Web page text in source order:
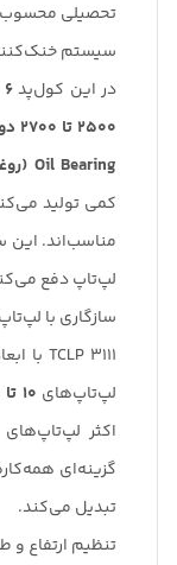
تحصیلی
سیستم خنک‌کننده
در این کول‌پد۶ فن پرسرعت ۶۰ میلی‌متری
۲۵۰۰ تا ۲۷۰۰ دور در دقیقه
Oil Bearing (روغنی)
کمی تولید
مناسب‌اند. این
لپ‌تاپ دفع
سازگاری با
TCLP 3111 با ابعاد
لپ‌تاپ‌های ۱۰ تا ۱۶ اینچ
اکثر
گزینه‌ای
تبدیل می‌کند.
تنظیم ارتفاع و